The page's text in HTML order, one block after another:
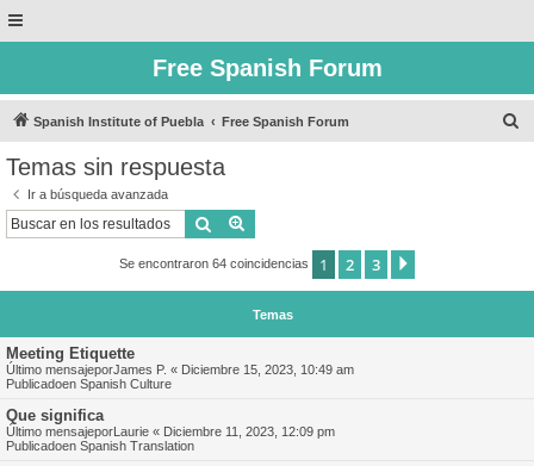
Free Spanish Forum
Spanish Institute of Puebla Free Spanish Forum
Temas sin respuesta
Ir a búsqueda avanzada
Buscar
Se encontraron 64 coincidencias 1 2 3
Temas
Meeting Etiquette
Último mensajeporJames P. « Diciembre 15, 2023, 10:49 am
Publicadoen Spanish Culture
Que significa
Último mensajeporLaurie « Diciembre 11, 2023, 12:09 pm
Publicadoen Spanish Translation